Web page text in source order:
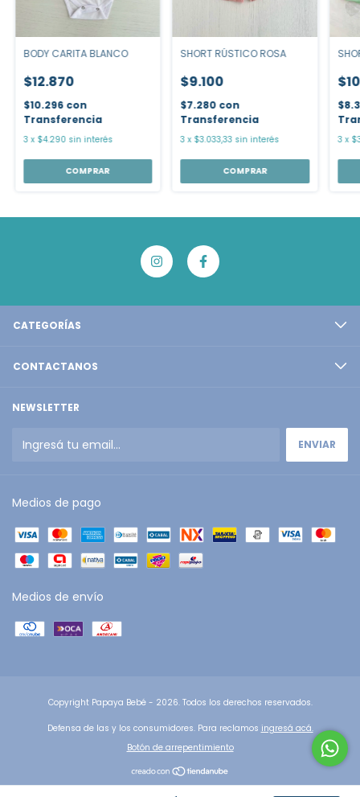
BODY CARITA BLANCO
$12.870
$10.296 con
Transferencia
3 x $4.290 sin interés
COMPRAR
SHORT RÚSTICO ROSA
$9.100
$7.280 con
Transferencia
3 x $3.033,33 sin interés
COMPRAR
3 x
CATEGORÍAS
CONTACTANOS
NEWSLETTER
Medios de pago
Medios de envío
Copyright Papaya Bebé - 2026. Todos los derechos reservados.
Defensa de las y los consumidores. Para reclamos ingresá acá.
Botón de arrepentimiento